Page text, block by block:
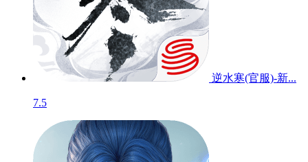
逆水寒(官服)-新...
7.5